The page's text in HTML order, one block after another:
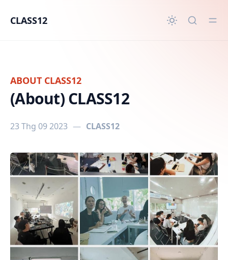
CLASS12
ABOUT CLASS12
(About) CLASS12
23 Thg 09 2023 — CLASS12